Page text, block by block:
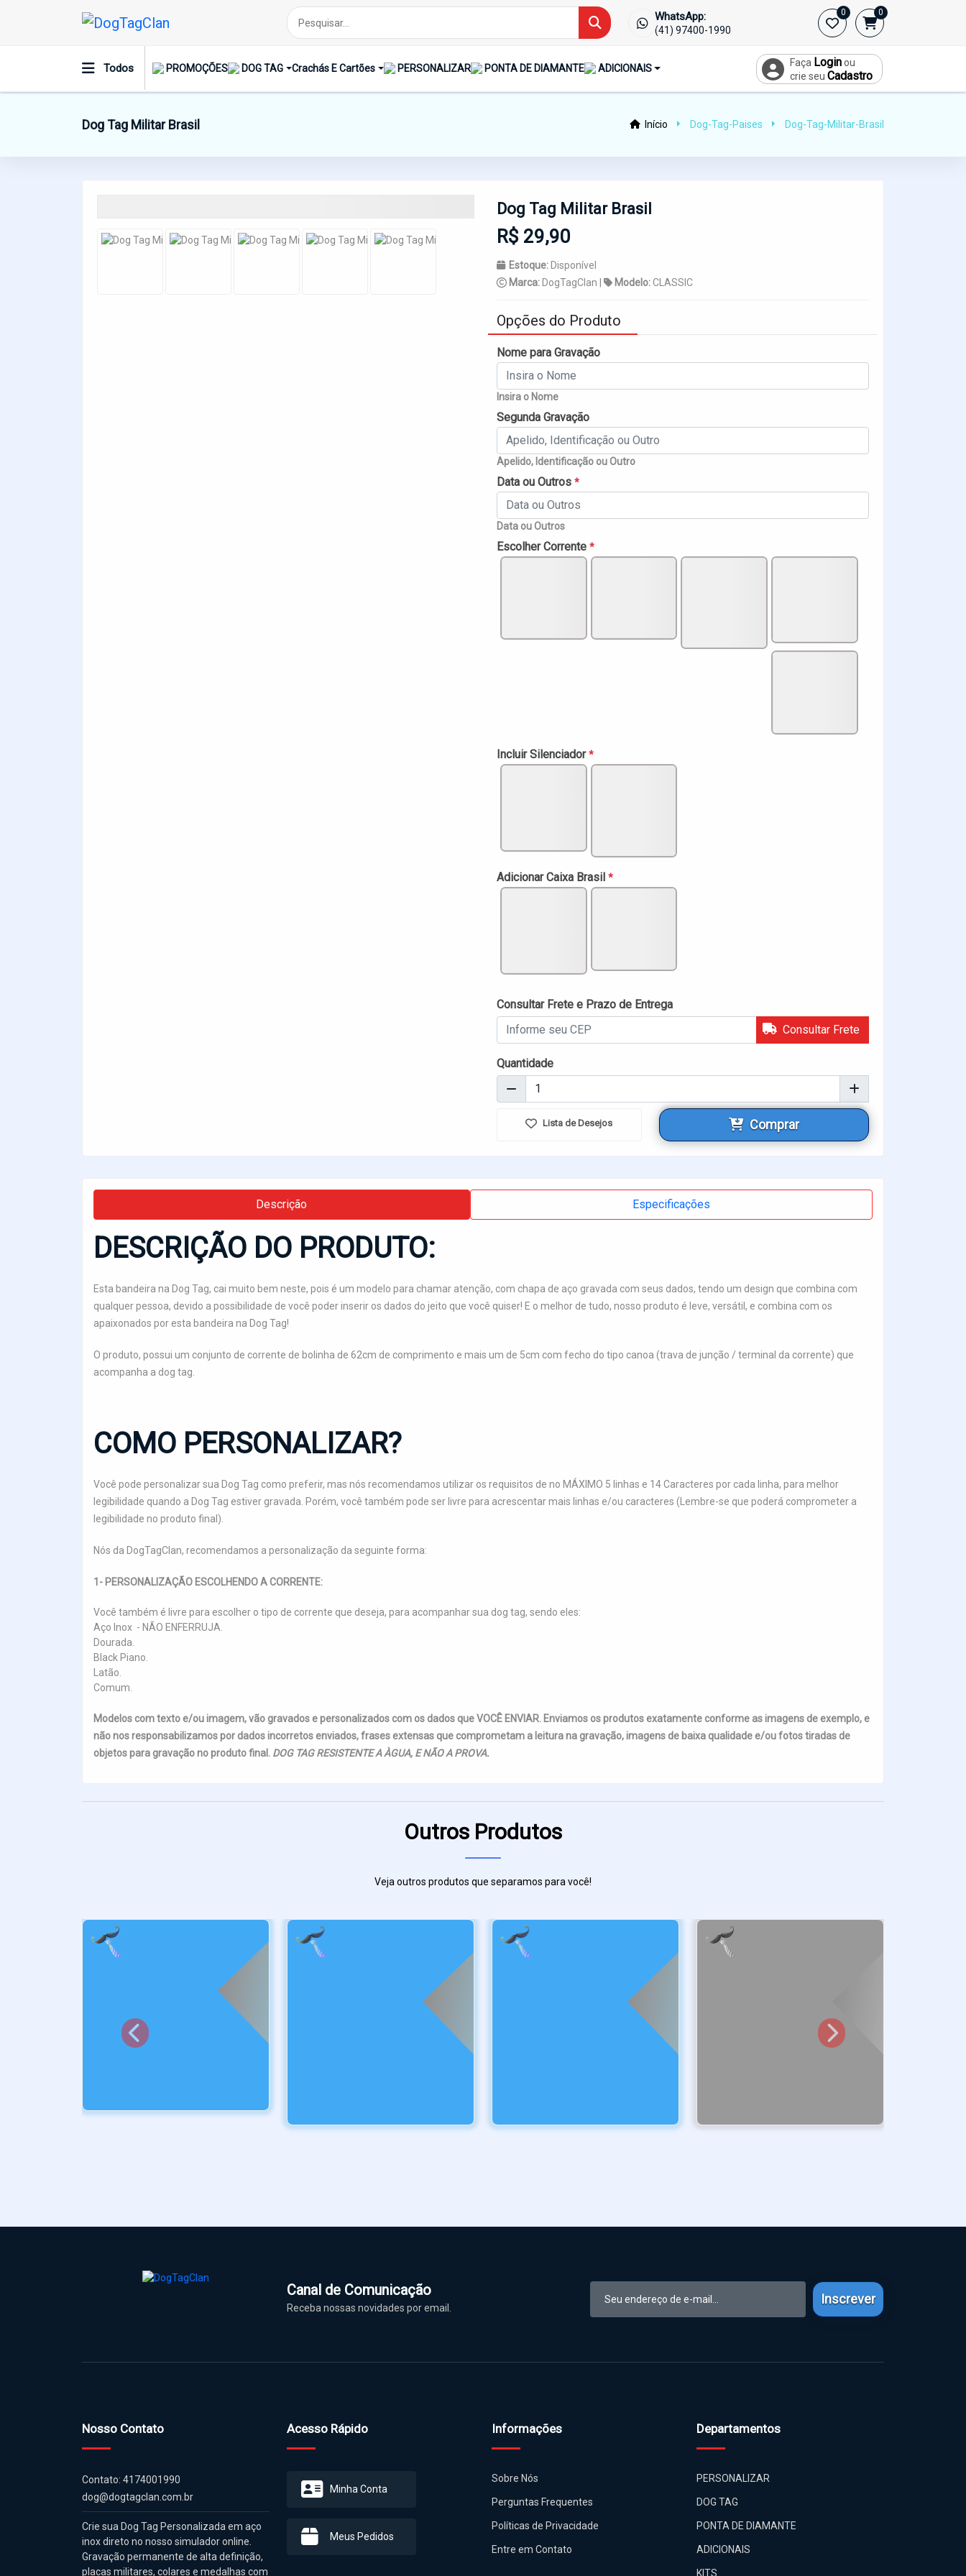
WhatsApp:
(41) 97400-1990
0 0
Todos PROMOÇÕES DOG TAG Crachás E Cartões PERSONALIZAR PONTA DE DIAMANTE ADICIONAIS Faça Loginou
crie seu Cadastro
Dog Tag Militar Brasil Início Dog-Tag-Paises Dog-Tag-Militar-Brasil
Dog Tag Militar Brasil
R$ 29,90
Estoque:Disponível
Marca:DogTagClan | Modelo:CLASSIC
Opções do Produto
Nome para Gravação
Insira o Nome
Segunda Gravação
Apelido, Identificação ou Outro
Data ou Outros *
Data ou Outros
Escolher Corrente *
Incluir Silenciador*
Adicionar Caixa Brasil *
Consultar Frete e Prazo de Entrega
Consultar Frete
Quantidade
Lista de Desejos Comprar
Descrição Especificações
DESCRIÇÃO DO PRODUTO:
Esta bandeira na Dog Tag, cai muito bem neste, pois é um modelo para chamar atenção, com chapa de aço gravada com seus dados, tendo um design que combina com
qualquer pessoa, devido a possibilidade de você poder inserir os dados do jeito que você quiser! E o melhor de tudo, nosso produto é leve, versátil, e combina com os
apaixonados por esta bandeira na Dog Tag!
O produto, possui um conjunto de corrente de bolinha de 62cm de comprimento e mais um de 5cm com fecho do tipo canoa (trava de junção / terminal da corrente) que
acompanha a dog tag.
COMO PERSONALIZAR?
Você pode personalizar sua Dog Tag como preferir, mas nós recomendamos utilizar os requisitos de no MÁXIMO 5 linhas e 14 Caracteres por cada linha, para melhor
legibilidade quando a Dog Tag estiver gravada. Porém, você também pode ser livre para acrescentar mais linhas e/ou caracteres (Lembre-se que poderá comprometer a
legibilidade no produto final).
Nós da DogTagClan, recomendamos a personalização da seguinte forma:
1- PERSONALIZAÇÃO ESCOLHENDO A CORRENTE:
Você também é livre para escolher o tipo de corrente que deseja, para acompanhar sua dog tag, sendo eles:
Aço Inox - NÃO ENFERRUJA.
Dourada.
Black Piano.
Latão.
Comum.
Modelos com texto e/ou imagem, vão gravados e personalizados com os dados que VOCÊ ENVIAR. Enviamos os produtos exatamente conforme as imagens de exemplo, e
não nos responsabilizamos por dados incorretos enviados, frases extensas que comprometam a leitura na gravação, imagens de baixa qualidade e/ou fotos tiradas de
objetos para gravação no produto final. DOG TAG RESISTENTE A ÀGUA, E NÃO A PROVA.
Outros Produtos
Veja outros produtos que separamos para você!
Canal de Comunicação
Receba nossas novidades por email.
Inscrever
Nosso Contato
Contato: 4174001990
dog@dogtagclan.com.br
Crie sua Dog Tag Personalizada em aço
inox direto no nosso simulador online.
Gravação permanente de alta definição,
placas militares, colares e medalhas com
Acesso Rápido
Minha Conta
Meus Pedidos
Informações
Sobre Nós
Perguntas Frequentes
Políticas de Privacidade
Entre em Contato
Departamentos
PERSONALIZAR
DOG TAG
PONTA DE DIAMANTE
ADICIONAIS
KITS